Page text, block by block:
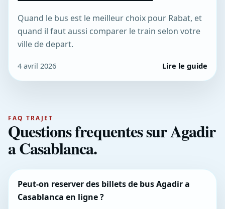
Quand le bus est le meilleur choix pour Rabat, et
quand il faut aussi comparer le train selon votre
ville de depart.
4 avril 2026 Lire le guide
FAQ TRAJET
Questions frequentes sur Agadir
a Casablanca.
Peut-on reserver des billets de bus Agadir a
Casablanca en ligne ?